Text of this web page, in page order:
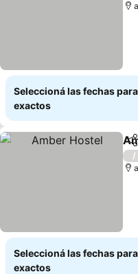
Seleccioná las fechas
exactos
/
Seleccioná las fechas
exactos